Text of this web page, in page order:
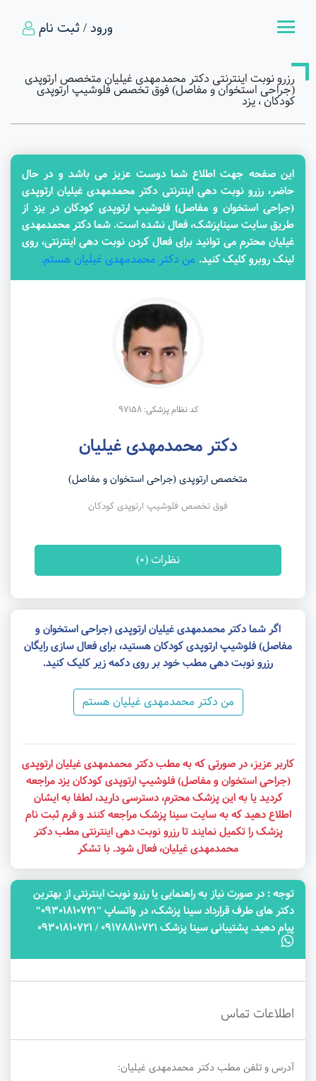
ورود / ثبت نام
رزرو نوبت اینترنتی دکتر محمدمهدی غیلیان متخصص ارتوپدی
(جراحی استخوان و مفاصل) فوق تخصص فلوشیپ ارتوپدی
کودکان ، یزد
این صفحه جهت اطلاع شما دوست عزیز می باشد و در حال
حاضر، رزرو نوبت دهی اینترنتی دکتر محمدمهدی غیلیان ارتوپدی
(جراحی استخوان و مفاصل) فلوشیپ ارتوپدی کودکان در یزد از
طریق سایت سیناپزشک، فعال نشده است. شما دکتر محمدمهدی
غیلیان محترم می توانید برای فعال کردن نوبت دهی اینترنتی، روی
لینک روبرو کلیک کنید. من دکتر محمدمهدی غیلیان هستم.
کد نظام پزشکی: 97158
دکتر محمدمهدی غیلیان
متخصص ارتوپدی (جراحی استخوان و مفاصل)
فوق تخصص فلوشیپ ارتوپدی کودکان
نظرات (0)
اگر شما دکتر محمدمهدی غیلیان ارتوپدی (جراحی استخوان و
مفاصل) فلوشیپ ارتوپدی کودکان هستید، برای فعال سازی رایگان
رزرو نوبت دهی مطب خود بر روی دکمه زیر کلیک کنید.
من دکتر محمدمهدی غیلیان هستم
کاربر عزیز، در صورتی که به مطب دکتر محمدمهدی غیلیان ارتوپدی
(جراحی استخوان و مفاصل) فلوشیپ ارتوپدی کودکان یزد مراجعه
کردید یا به این پزشک محترم، دسترسی دارید، لطفا به ایشان
اطلاع دهید که به سایت سینا پزشک مراجعه کنند و فرم ثبت نام
پزشک را تکمیل نمایند تا رزرو نوبت دهی اینترنتی مطب دکتر
محمدمهدی غیلیان، فعال شود. با تشکر
توجه‌ : در صورت نیاز به راهنمایی یا رزرو نوبت اینترنتی از بهترین
دکتر های طرف قرارداد سینا پزشک، در واتساپ "09301810721"
پیام دهید. پشتیبانی سینا پزشک 09178810721 / 09301810721
اطلاعات تماس
آدرس و تلفن مطب دکتر محمدمهدی غیلیان: